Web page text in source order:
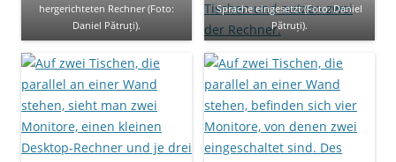
hergerichteten Rechner (Foto:
Daniel Pătruți).
Sprache eingesetzt (Foto: Daniel
Pătruți).